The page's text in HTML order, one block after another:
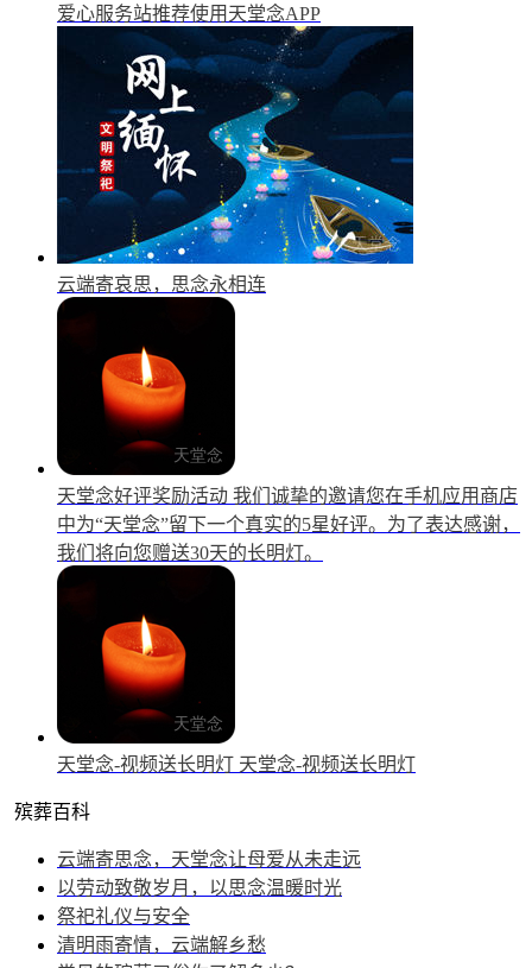
爱心服务站推荐使用天堂念APP
云端寄哀思，思念永相连
天堂念好评奖励活动 我们诚挚的邀请您在手机应用商店
中为“天堂念”留下一个真实的5星好评。为了表达感谢，
我们将向您赠送30天的长明灯。
天堂念-视频送长明灯 天堂念-视频送长明灯
殡葬百科
云端寄思念，天堂念让母爱从未走远
以劳动致敬岁月，以思念温暖时光
祭祀礼仪与安全
清明雨寄情，云端解乡愁